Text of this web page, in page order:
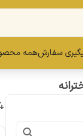
سفارشهمه